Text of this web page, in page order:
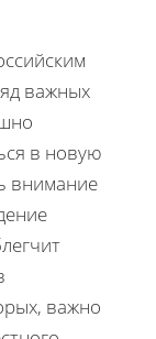
важных
в новую
внимание
важно